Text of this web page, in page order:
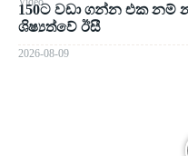
150ට වඩා ගන්න එක නම්
ශිෂ්‍යත්වේ ඊසී
2026-08-09